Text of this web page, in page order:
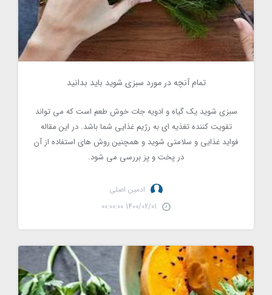
تمام آنچه در مورد سبزی شوید باید بدانید
سبزی شوید یک گیاه و ادویه جات خوش طعم است که می تواند
تقویت کننده تغذیه ای به رژیم غذایی شما باشد. در این مقاله
فواید غذایی و سلامتی شوید و همچنین روش های استفاده از آن
در پخت و پز بررسی می شود.
ادمین اصلی
1400/02/01 00:00:00